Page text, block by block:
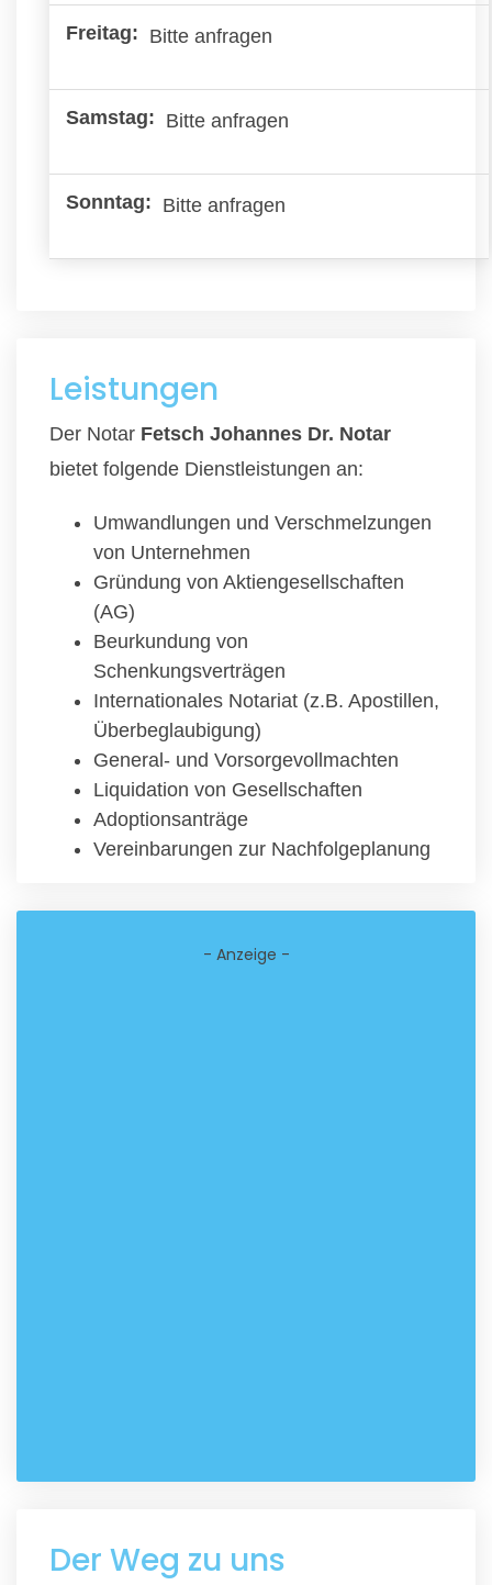
Bitte anfragen
Bitte anfragen
Bitte anfragen
Leistungen
Der Notar Fetsch Johannes Dr. Notar
bietet folgende Dienstleistungen an:
Umwandlungen und Verschmelzungen
von Unternehmen
Gründung von Aktiengesellschaften
(AG)
Beurkundung von
Schenkungsverträgen
Internationales Notariat (z.B. Apostillen,
Überbeglaubigung)
General- und Vorsorgevollmachten
Liquidation von Gesellschaften
Adoptionsanträge
Vereinbarungen zur Nachfolgeplanung
- Anzeige -
Der Weg zu uns